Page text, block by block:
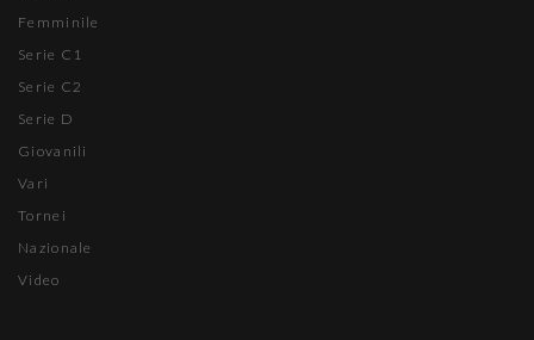
Femminile
Serie C1
Serie C2
Serie D
Giovanili
Vari
Tornei
Nazionale
Video